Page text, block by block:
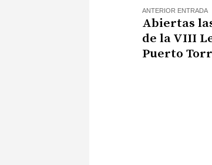
ANTERIOR ENTRADA
Abiertas
de la VIII
Puerto